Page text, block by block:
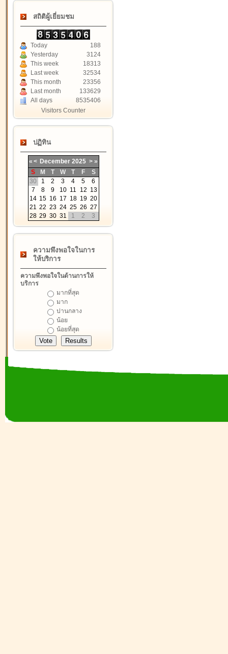
สถิติผู้เยี่ยมชม
Today
188
Yesterday
3124
This week
18313
Last week
32534
This month
23356
Last month
133629
All days
8535406
Visitors Counter
ปฏิทิน
« < December 2025 > »
S
M T W T F
S
30
1 2 3 4 5
6
7
8 9 10 11 12 13
14 15 16 17 18 19 20
21 22 23 24 25 26 27
28 29 30 31 1 2 3
ความพึงพอใจในการ
ให้บริการ
ความพึงพอใจในด้านการให้
บริการ
มากที่สุด
มาก
ปานกลาง
น้อย
น้อยที่สุด